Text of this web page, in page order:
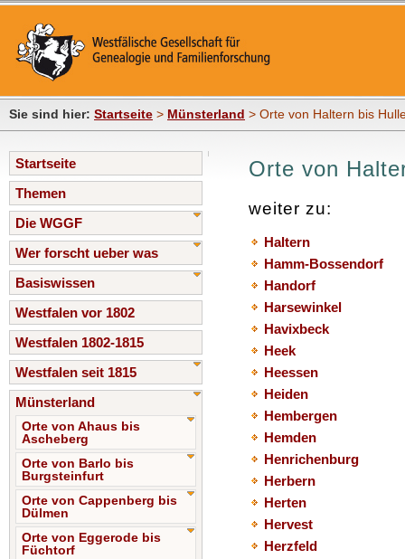
Sie sind hier: Startseite > Münsterland > Orte von Haltern bis
Startseite
Themen
Die WGGF
Wer forscht ueber was
Basiswissen
Westfalen vor 1802
Westfalen 1802-1815
Westfalen seit 1815
Münsterland
Orte von Ahaus bis
Ascheberg
Orte von Barlo bis
Burgsteinfurt
Orte von Cappenberg bis
Dülmen
Orte von Eggerode bis
Füchtorf
Orte von
weiter zu:
Haltern
Hamm-Bossendorf
Handorf
Harsewinkel
Havixbeck
Heek
Heessen
Heiden
Hembergen
Hemden
Henrichenburg
Herbern
Herten
Hervest
Herzfeld